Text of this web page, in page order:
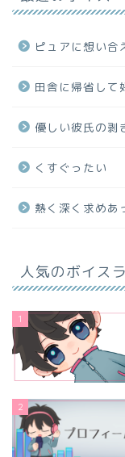
ピュアに想い合
田舎に帰省して
優しい彼氏の剥
くすぐったい
熱く深く求めあ
人気のボイス
1
2